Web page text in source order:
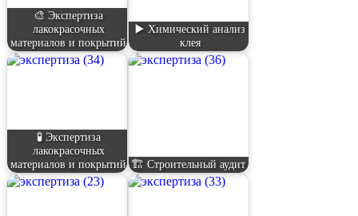
🎨 Экспертиза
лакокрасочных
материалов и покрытий
▶️ Химический анализ
клея
🧪 Экспертиза
лакокрасочных
материалов и покрытий 🏗️ Строительный аудит